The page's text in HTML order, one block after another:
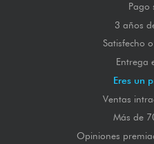
Pago
3 años
Satisfecho
Entrega
Eres un
Ventas
Más de
Opiniones